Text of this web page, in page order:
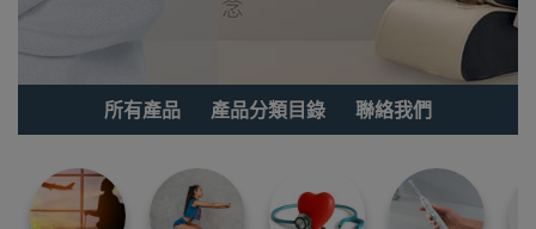
購!ITSU 御手の物
售點
所有產品 產品分類目錄 聯絡我們